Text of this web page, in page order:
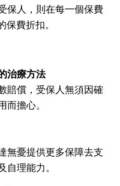
保人，則在每一個保費
保費折扣。
治療方法
賠償，受保人無須因確
而擔心。
無憂提供更多保障去支
自理能力。